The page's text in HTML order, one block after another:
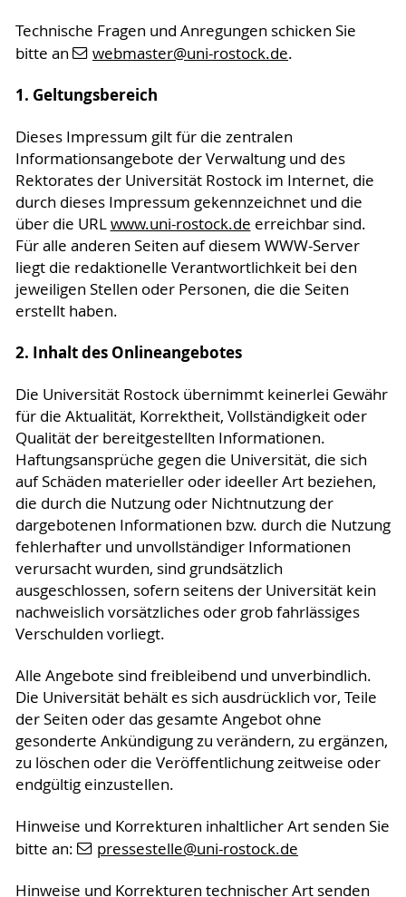
Technische Fragen und Anregungen schicken Sie
bitte an
webmaster@uni-rostock.de.
1. Geltungsbereich
Dieses Impressum gilt für die zentralen
Informationsangebote der Verwaltung und des
Rektorates der Universität Rostock im Internet, die
durch dieses Impressum gekennzeichnet und die
über die URLwww.uni-rostock.de erreichbar sind.
Für alle anderen Seiten auf diesem WWW-Server
liegt die redaktionelle Verantwortlichkeit bei den
jeweiligen Stellen oder Personen, die die Seiten
erstellt haben.
2. Inhalt des Onlineangebotes
Die Universität Rostock übernimmt keinerlei Gewähr
für die Aktualität, Korrektheit, Vollständigkeit oder
Qualität der bereitgestellten Informationen.
Haftungsansprüche gegen die Universität, die sich
auf Schäden materieller oder ideeller Art beziehen,
die durch die Nutzung oder Nichtnutzung der
dargebotenen Informationen bzw. durch die Nutzung
fehlerhafter und unvollständiger Informationen
verursacht wurden, sind grundsätzlich
ausgeschlossen, sofern seitens der Universität kein
nachweislich vorsätzliches oder grob fahrlässiges
Verschulden vorliegt.
Alle Angebote sind freibleibend und unverbindlich.
Die Universität behält es sich ausdrücklich vor, Teile
der Seiten oder das gesamte Angebot ohne
gesonderte Ankündigung zu verändern, zu ergänzen,
zu löschen oder die Veröffentlichung zeitweise oder
endgültig einzustellen.
Hinweise und Korrekturen inhaltlicher Art senden Sie
bitte an:
pressestelle@uni-rostock.de
Hinweise und Korrekturen technischer Art senden